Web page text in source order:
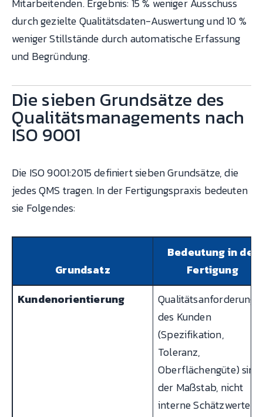
Mitarbeitenden. Ergebnis: 15 % weniger Ausschuss
durch gezielte Qualitätsdaten-Auswertung und 10 %
weniger Stillstände durch automatische Erfassung
und Begründung.
Die sieben Grundsätze des
Qualitätsmanagements nach
ISO 9001
Die ISO 9001:2015 definiert sieben Grundsätze, die
jedes QMS tragen. In der Fertigungspraxis bedeuten
sie Folgendes:
Grundsatz
Bedeutung in der
Fertigung
Kundenorientierung
des Kunden
(Spezifikation,
Toleranz,
Oberflächengüte) sind
der Maßstab, nicht
interne Schätzwerte